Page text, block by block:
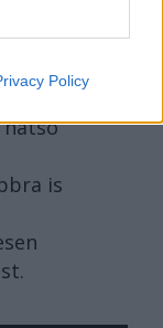
Policy
hátsó
is